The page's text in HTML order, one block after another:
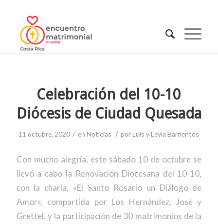
Celebración del 10-10
Diócesis de Ciudad Quesada
11 octubre, 2020 / enNoticias / porLuis y Leyla Barrientos
Con mucho alegría, este sábado 10 de octubre se
llevó a cabo la Renovación Diocesana del 10-10,
con la charla, «El Santo Rosario un Diálogo de
Amor», compartida por Los Hernández, José y
Grettel, y la participación de 30 matrimonios de la